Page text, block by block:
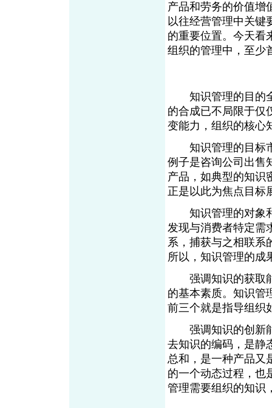
产品和劳务的价值增
以往经营管理中关键
的重要位置。今天看
组织的管理中，至少
知识管理的目的全
的合成已不局限于仅
变能力，组织的核心
知识管理的目标市
例子是咨询公司出售
产品，如典型的知识
正是以此为焦点目标
知识管理的对象和
发现与消费者特定需
系，捕获与之相联系
所以，知识管理的成
强调知识的获取能
的基本素质。知识管
前三个就是指导组织
强调知识的创新能
去知识的编码，是静
总和，是一种产品又
的一个动态过程，也
管理需要组织的知识